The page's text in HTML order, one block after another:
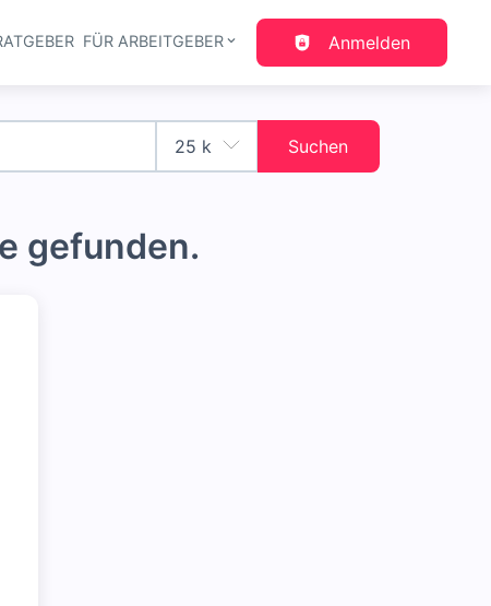
FÜR ARBEITGEBER Anmelden
Suchen
gefunden.